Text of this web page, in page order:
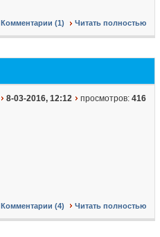
Комментарии (1) Читать полностью
8-03-2016, 12:12 просмотров: 416
Комментарии (4) Читать полностью